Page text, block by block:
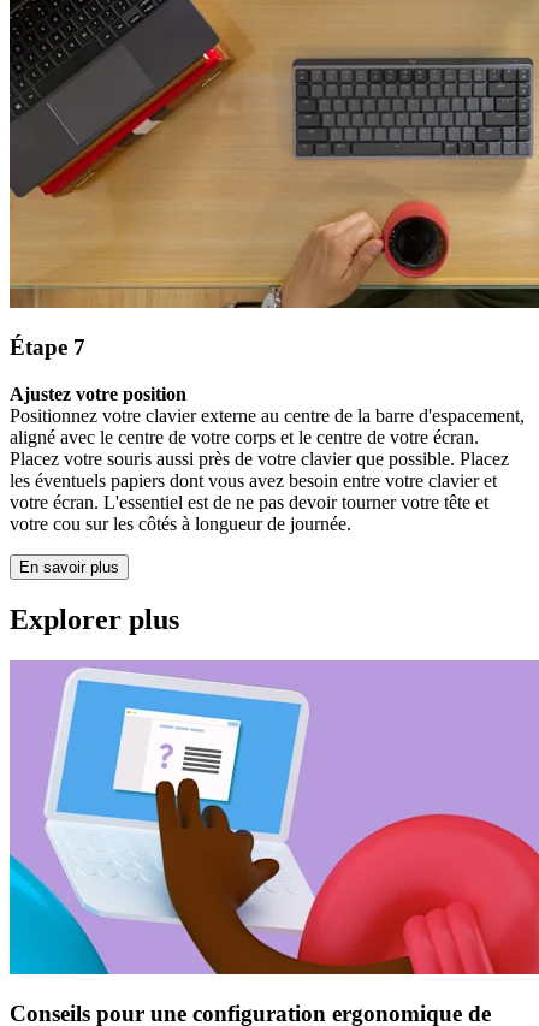
Étape 7
Ajustez votre position
Positionnez votre clavier externe au centre de la barre d'espacement,
aligné avec le centre de votre corps et le centre de votre écran.
Placez votre souris aussi près de votre clavier que possible. Placez
les éventuels papiers dont vous avez besoin entre votre clavier et
votre écran. L'essentiel est de ne pas devoir tourner votre tête et
votre cou sur les côtés à longueur de journée.
En savoir plus
Explorer plus
Conseils pour une configuration ergonomique de